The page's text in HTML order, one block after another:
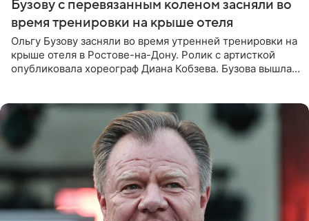
Бузову с перевязанным коленом засняли во
время тренировки на крыше отеля
Ольгу Бузову засняли во время утренней тренировки на
крыше отеля в Ростове-на-Дону. Ролик с артисткой
опубликовала хореограф Диана Кобзева. Бузова вышла